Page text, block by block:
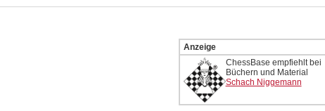
Anzeige
ChessBase empfiehlt bei
Büchern und Material
Schach Niggemann